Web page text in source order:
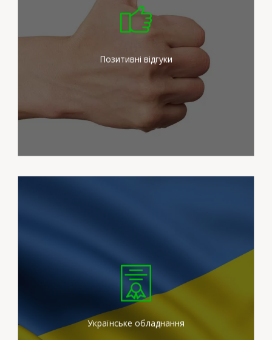
Позитивні відгуки
Ми докладаємо максимум
зусиль для задоволення
потреб наших клієнтів
Українське обладнання
Ми працюємо на
сертифікованих
штукатурних станціях
вітчизняного виробника